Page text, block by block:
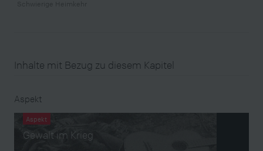
Inhalte mit Bezug zu diesem Kapitel
Aspekt
Aspekt
Gewalt im Krieg